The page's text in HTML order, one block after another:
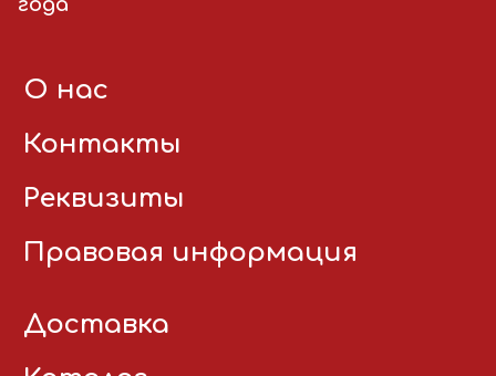
года
О нас
Контакты
Реквизиты
Правовая информация
Доставка